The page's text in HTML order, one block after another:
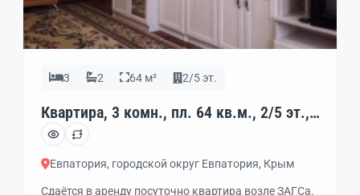
3 2 64 м² 2/5 эт.
Квартира, 3 комн., пл. 64 кв.м., 2/5 эт.,
код: 328455
Евпатория, городской округ Евпатория, Крым
Сдаётся в аренду посуточно квартира возле ЗАГСа.